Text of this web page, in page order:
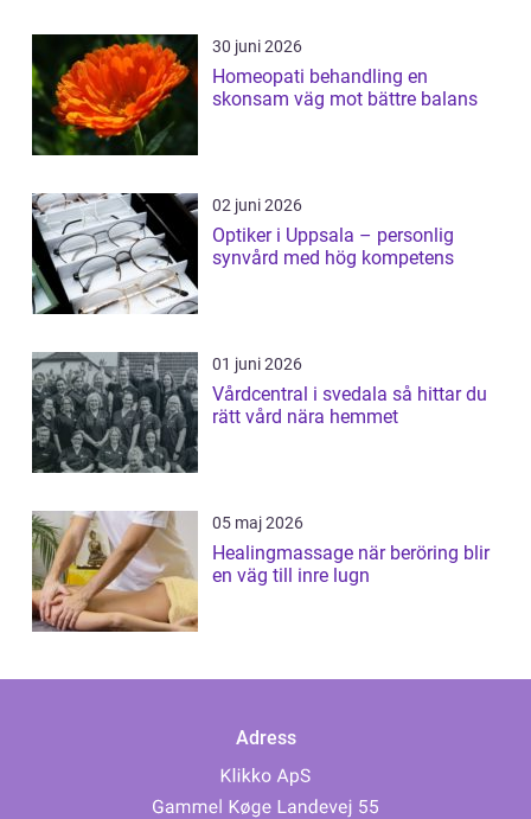
30 juni 2026
Homeopati behandling en
skonsam väg mot bättre balans
02 juni 2026
Optiker i Uppsala – personlig
synvård med hög kompetens
01 juni 2026
Vårdcentral i svedala så hittar du
rätt vård nära hemmet
05 maj 2026
Healingmassage när beröring blir
en väg till inre lugn
Adress